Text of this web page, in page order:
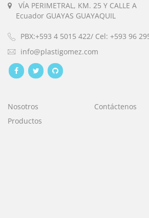
VÍA PERIMETRAL, KM. 25 Y CALLE A
Ecuador GUAYAS GUAYAQUIL
PBX:+593 4 5015 422/ Cel: +593 96
info@plastigomez.com
Nosotros
Contáctenos
Productos